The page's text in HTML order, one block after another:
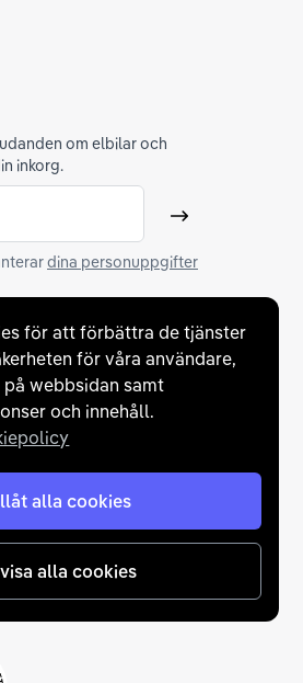
för att förbättra de tjänster
för våra användare,
webbsidan samt
och innehåll.
alla cookies
alla cookies
om elbilar och
inkorg.
Skicka
dina personuppgifter
banker för att erbjuda dig bästa
och stödjer en rad olika
du ska känna dig trygg vid ditt köp
och AutoConcept gällande
.